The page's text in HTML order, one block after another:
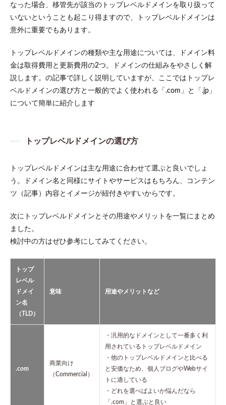
なった場合、移管先が該当のトップレベルドメインを取り扱って
いないということも起こり得ますので、トップレベルドメインは
意外に重要でもあります。
トップレベルドメインの種類や主な用途については、ドメイン料
金は取得費用と更新費用の2つ。ドメインの仕組みをやさしく解
説します。の記事で詳しく説明していますが、ここではトップレ
ベルドメインの選び方と一般的でよく使われる「.com」と「.jp」
について簡単に紹介します
トップレベルドメインの選び方
トップレベルドメインは主な用途に合わせて選ぶと良いでしょ
う。ドメイン名と同様にサイトやサービスはもちろん、コンテン
ツ（記事）内容とイメージが紐付きやすいからです。
次にトップレベルドメインとその用途やメリットを一覧にまとめ
ました。
検討中の方はぜひ参考にしてみてください。
トップ
レベル
ドメイ
ン名
（TLD）
意味 用途やメリットなど
.com
商業向け
（Commercial）
・汎用的なドメインとして一番多く利
用されているトップレベルドメイン
・他のトップレベルドメインと比べる
と安価なため、個人ブログやWebサイ
トに適している
・どれを選べばよいか悩んだなら
「.com」と選ぶと良い